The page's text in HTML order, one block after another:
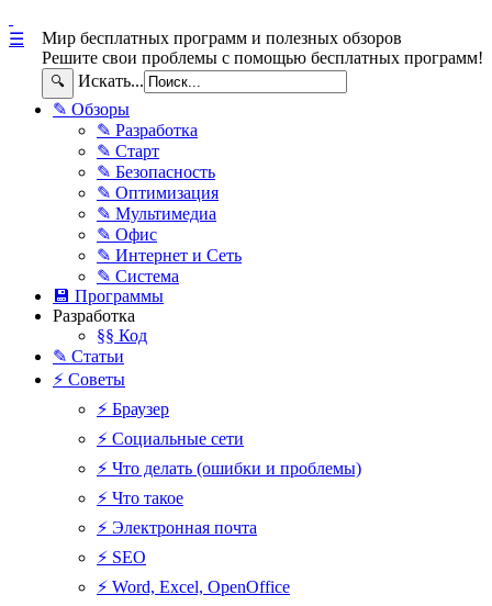
Мир бесплатных программ и полезных обзоров
Решите свои проблемы с помощью бесплатных программ!
🔍 Искать...
☰
✎ Обзоры
✎ Разработка
✎ Старт
✎ Безопасность
✎ Оптимизация
✎ Мультимедиа
✎ Офис
✎ Интернет и Сеть
✎ Система
💾 Программы
Разработка
§§ Код
✎ Статьи
⚡ Советы
⚡ Браузер
⚡ Социальные сети
⚡ Что делать (ошибки и проблемы)
⚡ Что такое
⚡ Электронная почта
⚡ SEO
⚡ Word, Excel, OpenOffice